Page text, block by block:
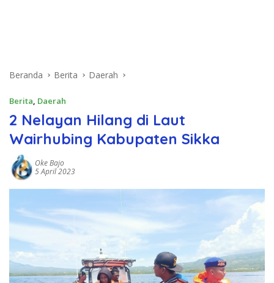
Beranda Berita Daerah
Berita, Daerah
2 Nelayan Hilang di Laut
Wairhubing Kabupaten Sikka
Oke Bajo
5 April 2023